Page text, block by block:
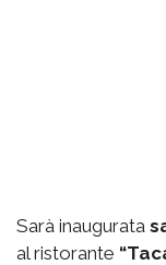
Sarà inaugurata
al ristorante